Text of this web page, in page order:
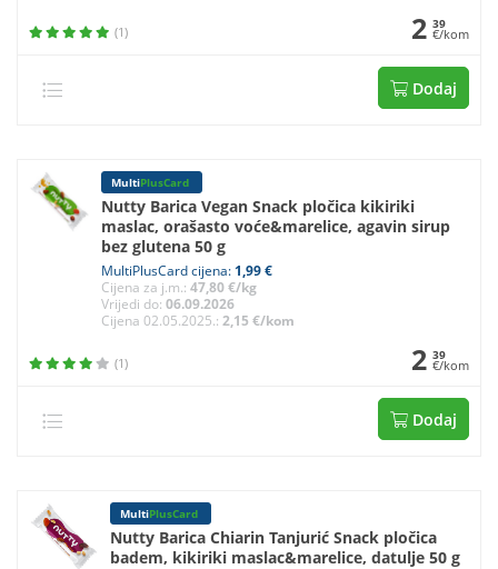
(1) 2 39
€/kom
Dodaj
MultiPlusCard
Nutty Barica Vegan Snack pločica kikiriki
maslac, orašasto voće&marelice, agavin sirup
bez glutena 50 g
MultiPlusCard cijena: 1,99 €
Cijena za j.m.:47,80 €/kg
Vrijedi do:06.09.2026
Cijena 02.05.2025.:2,15 €/kom
(1) 2 39
€/kom
Dodaj
MultiPlusCard
Nutty Barica Chiarin Tanjurić Snack pločica
badem, kikiriki maslac&marelice, datulje 50 g